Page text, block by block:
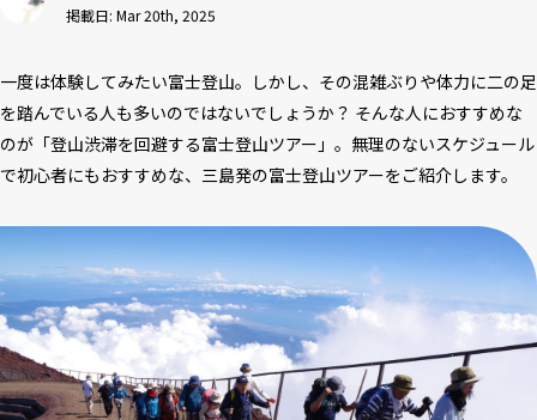
掲載日: Mar 20th, 2025
一度は体験してみたい富士登山。しかし、その混雑ぶりや体力に二の足
を踏んでいる人も多いのではないでしょうか？ そんな人におすすめな
のが「登山渋滞を回避する富士登山ツアー」。無理のないスケジュール
で初心者にもおすすめな、三島発の富士登山ツアーをご紹介します。